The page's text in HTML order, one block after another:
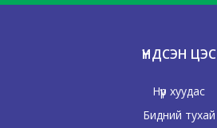
ҮНДСЭН ЦЭС
Нүүр хуудас
Бидний тухай